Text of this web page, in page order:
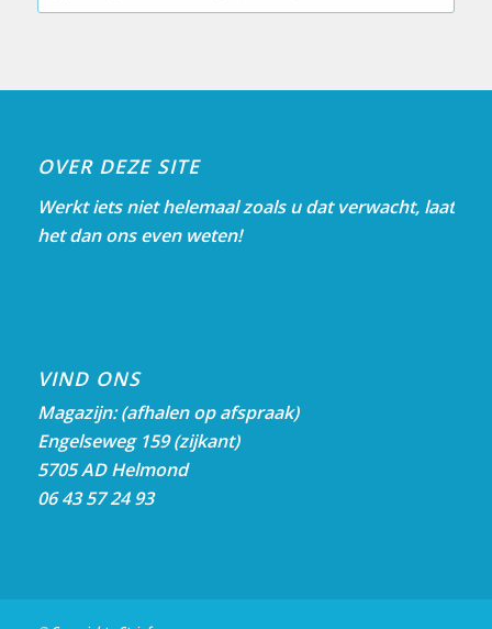
OVER DEZE SITE
Werkt iets niet helemaal zoals u dat verwacht, laat
het dan ons even weten!
VIND ONS
Magazijn: (afhalen op afspraak)
Engelseweg 159 (zijkant)
5705 AD Helmond
06 43 57 24 93